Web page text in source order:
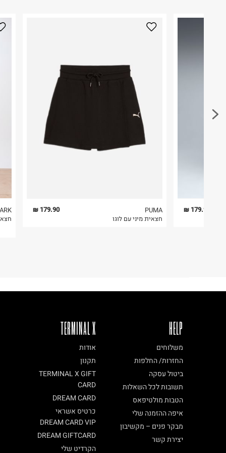
179.90 ₪
PUMA
חצאית מיני עם לוגו
179.90 ₪
TERMINAL X
אודות
תקנון
TERMINAL X GIFT
CARD
DREAM CARD
כרטיס אשראי
DREAM CARD VIP
DREAM GIFTCARD
הקרדיט שלי
HELP
משלוחים
החזרות/ החלפות
ביטול עסקה
תשובות לכל השאלות
הטבות מולטיפאס
איפה ההזמנה שלי
מבקר פנים – מקשיבון
יצירת קשר